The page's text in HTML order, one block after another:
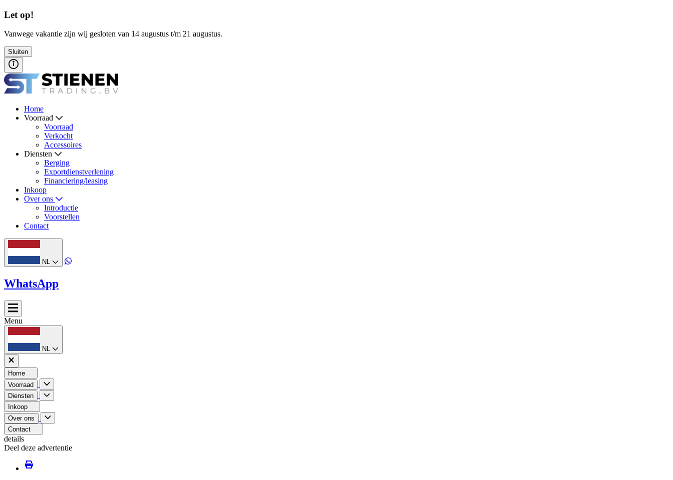
Let op!
Vanwege vakantie zijn wij gesloten van 14 augustus t/m 21 augustus.
Sluiten
Home
Voorraad
Voorraad
Verkocht
Accessoires
Diensten
Berging
Exportdienstverlening
Financiering/leasing
Inkoop
Over ons
Introductie
Voorstellen
Contact
NL
WhatsApp
Menu
NL
Home
Voorraad
Diensten
Inkoop
Over ons
Contact
details
Deel deze advertentie